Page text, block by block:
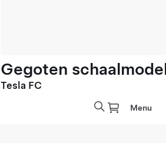
Gegoten
Tesla FC
Menu